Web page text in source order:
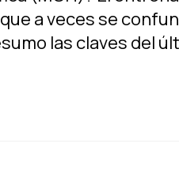
a veces se
las claves del